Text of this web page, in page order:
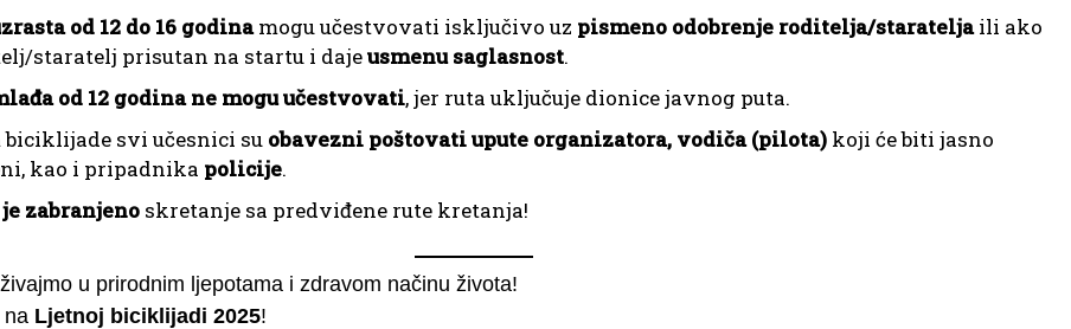
od 12 do 16 godinamogu učestvovati isključivo uz pismeno odobrenje roditelja/starateljaili ako
staratelj prisutan na startu i dajeusmenu saglasnost.
od 12 godina ne mogu učestvovati, jer ruta uključuje dionice javnog puta.
biciklijade svi učesnici su obavezni poštovati upute organizatora, vodiča (pilota) koji će biti jasno
kao i pripadnika policije.
zabranjeno skretanje sa predviđene rute kretanja!
u prirodnim ljepotama i zdravom načinu života!
na Ljetnoj biciklijadi 2025!